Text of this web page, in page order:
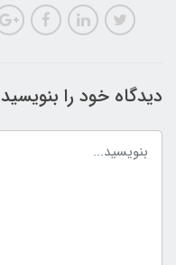
دیدگاه خود را بنویسید